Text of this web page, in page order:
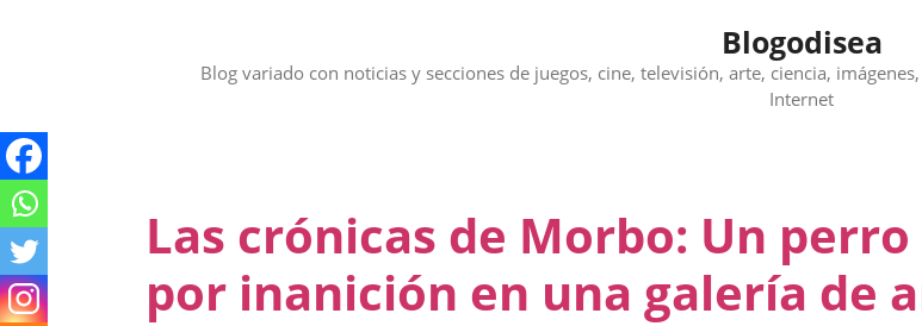
Blogodisea
Blog variado con noticias y secciones de juegos, cine, televisión, arte, ciencia,
Internet
Las crónicas de Morbo: Un
por inanición en una galería de